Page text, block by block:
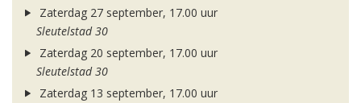
Zaterdag 27 september, 17.00 uur
Sleutelstad 30
Zaterdag 20 september, 17.00 uur
Sleutelstad 30
Zaterdag 13 september, 17.00 uur